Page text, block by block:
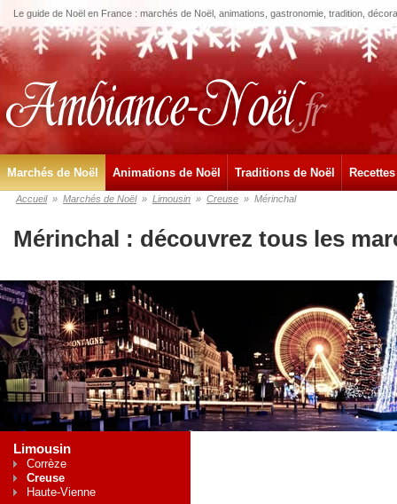
Le guide de Noël en France : marchés de Noël, animations, gastronomie, tradition,
Marchés de Noël Animations de Noël Traditions de Noël
Accueil » Marchés de Noël » Limousin » Creuse » Mérinchal
Mérinchal : découvrez tous les
Limousin
Corrèze
Creuse
Haute-Vienne